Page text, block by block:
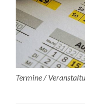
Termine /